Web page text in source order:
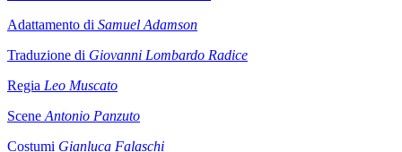
Adattamento di Samuel Adamson
Traduzione di Giovanni Lombardo Radice
Regia Leo Muscato
Scene Antonio Panzuto
Costumi Gianluca Falaschi